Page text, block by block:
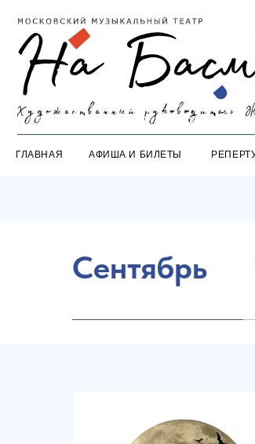
ГЛАВНАЯ АФИША И БИЛЕТЫ РЕПЕРТУАР
Сентябрь